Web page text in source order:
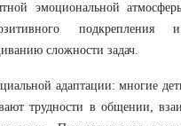
эмоциональной
подкрепления
сложности задач.
адаптации: многие
трудности в общении,